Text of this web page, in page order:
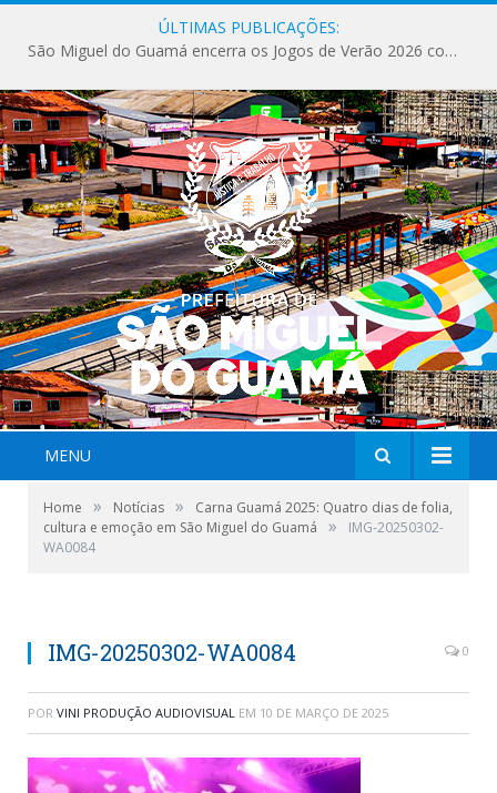
ÚLTIMAS PUBLICAÇÕES:
São Miguel do Guamá encerra os Jogos de Verão 2026 com sucesso de público e competições.
MENU
Home » Notícias »
Carna Guamá 2025: Quatro dias de folia,
cultura e emoção em São Miguel do Guamá
»
IMG-20250302-
WA0084
IMG-20250302-WA0084 0
POR VINI PRODUÇÃO AUDIOVISUAL EM 10 DE MARÇO DE 2025